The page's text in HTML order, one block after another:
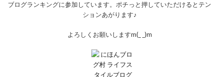
ブログランキングに参加しています。ポチっと押していただけるとテン
ションあがります♪
よろしくお願いしますm(_ _)m